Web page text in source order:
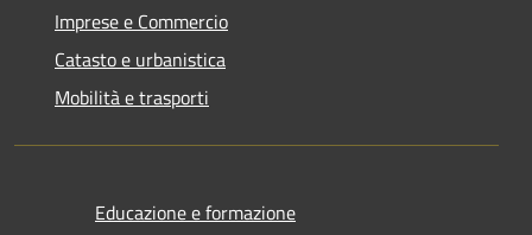
Imprese e Commercio
Catasto e urbanistica
Mobilità e trasporti
Educazione e formazione